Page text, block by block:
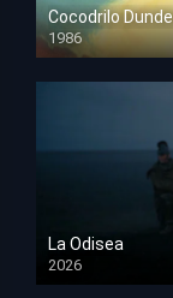
Cocodrilo
1986
HD 1080p
La Odisea
2026
TS Screener